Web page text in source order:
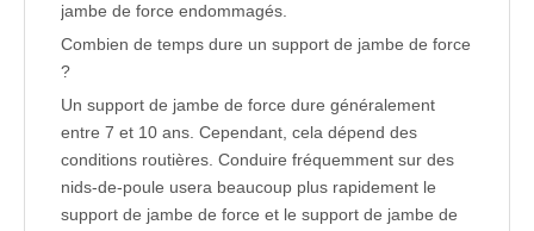
jambe de force endommagés.
Combien de temps dure un support de jambe de force
?
Un support de jambe de force dure généralement
entre 7 et 10 ans. Cependant, cela dépend des
conditions routières. Conduire fréquemment sur des
nids-de-poule usera beaucoup plus rapidement le
support de jambe de force et le support de jambe de